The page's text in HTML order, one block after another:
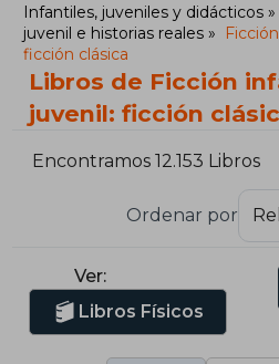
Infantiles, juveniles y didácticos
juvenil e historias reales
ficción clásica
Libros de Ficción
juvenil: ficción
Encontramos 12.153 Libros
Ordenar por
Ver:
Libros Físicos